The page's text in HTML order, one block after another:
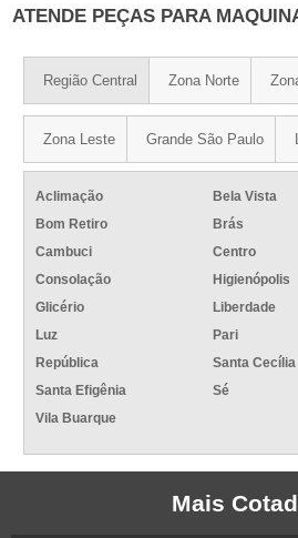
ATENDE PEÇAS PARA
Região Central Zona Norte
Zona Leste Grande São Paulo
Aclimação
Bela Vista
Bom Retiro
Brás
Cambuci
Centro
Consolação
Higienópolis
Glicério
Liberdade
Luz
Pari
República
Santa Cecília
Santa Efigênia
Sé
Vila Buarque
Mais